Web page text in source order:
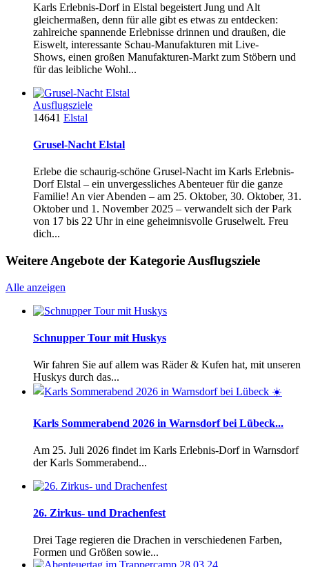
Karls Erlebnis-Dorf in Elstal begeistert Jung und Alt
gleichermaßen, denn für alle gibt es etwas zu entdecken:
zahlreiche spannende Erlebnisse drinnen und draußen, die
Eiswelt, interessante Schau-Manufakturen mit Live-
Shows, einen großen Manufakturen-Markt zum Stöbern und
für das leibliche Wohl...
Ausflugsziele
14641 Elstal
Grusel-Nacht Elstal
Erlebe die schaurig-schöne Grusel-Nacht im Karls Erlebnis-
Dorf Elstal – ein unvergessliches Abenteuer für die ganze
Familie! An vier Abenden – am 25. Oktober, 30. Oktober, 31.
Oktober und 1. November 2025 – verwandelt sich der Park
von 17 bis 22 Uhr in eine geheimnisvolle Gruselwelt. Freu
dich...
Weitere Angebote der Kategorie Ausflugsziele
Alle anzeigen
Schnupper Tour mit Huskys
Wir fahren Sie auf allem was Räder & Kufen hat, mit unseren
Huskys durch das...
Karls Sommerabend 2026 in Warnsdorf bei Lübeck...
Am 25. Juli 2026 findet im Karls Erlebnis-Dorf in Warnsdorf
der Karls Sommerabend...
26. Zirkus- und Drachenfest
Drei Tage regieren die Drachen in verschiedenen Farben,
Formen und Größen sowie...